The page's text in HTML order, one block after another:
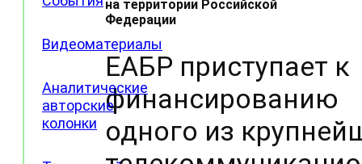
Видеоматериалы
Аналитические
авторские
колонки
на территории Российской
Федерации
ЕАБР приступает к
финансированию
одного из